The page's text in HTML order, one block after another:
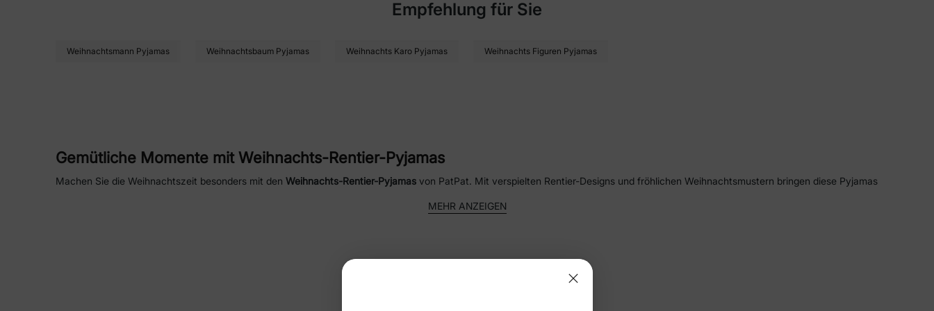
Empfehlung für Sie
Weihnachtsmann Pyjamas Weihnachtsbaum Pyjamas Weihnachts Karo Pyjamas Weihnachts Figuren Pyjamas
Gemütliche Momente mit Weihnachts-Rentier-Pyjamas
Machen Sie die Weihnachtszeit besonders mit den Weihnachts-Rentier-Pyjamas von PatPat. Mit verspielten Rentier-Designs und fröhlichen Weihnachtsmustern bringen diese Pyjamas
Schaffen Sie unvergessliche Erinnerungen mit passenden Weihnachts-Rentier-Pyjamas für die ganze Familie. Perfekt für den Weihnachtsmorgen, Familienfotos oder gemütliche
Abende zu Hause, lassen diese Pyjamas alle – von den Kleinsten bis zu Erwachsenen und sogar Haustieren – die Saison stilvoll und komfortabel feiern.
MEHR ANZEIGEN